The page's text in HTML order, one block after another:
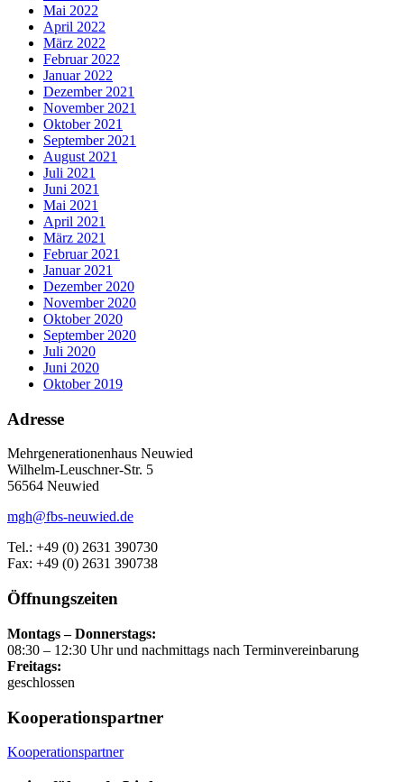
Mai 2022
April 2022
März 2022
Februar 2022
Januar 2022
Dezember 2021
November 2021
Oktober 2021
September 2021
August 2021
Juli 2021
Juni 2021
Mai 2021
April 2021
März 2021
Februar 2021
Januar 2021
Dezember 2020
November 2020
Oktober 2020
September 2020
Juli 2020
Juni 2020
Oktober 2019
Adresse
Mehrgenerationenhaus Neuwied
Wilhelm-Leuschner-Str. 5
56564 Neuwied
mgh@fbs-neuwied.de
Tel.: +49 (0) 2631 390730
Fax: +49 (0) 2631 390738
Öffnungszeiten
Montags – Donnerstags:
08:30 – 12:30 Uhr und nachmittags nach Terminvereinbarung
Freitags:
geschlossen
Kooperationspartner
Kooperationspartner